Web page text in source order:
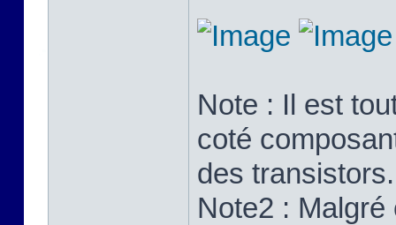
Note : Il est
coté
des transistors.
Note2 :